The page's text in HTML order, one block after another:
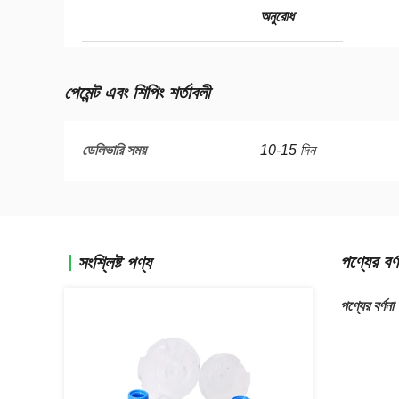
অনুরোধ
পেমেন্ট এবং শিপিং শর্তাবলী
ডেলিভারি সময় 10-15 দিন
সংশ্লিষ্ট পণ্য পণ্যের
পণ্যের বর্ণনা